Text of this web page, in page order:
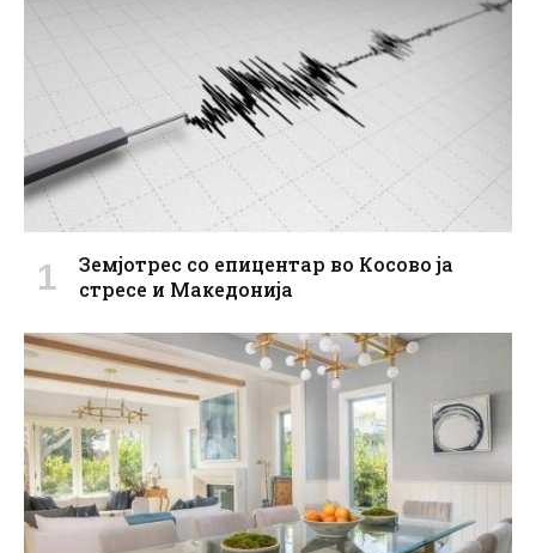
Земјотрес со епицентар во Косово ја
стресе и Македонија